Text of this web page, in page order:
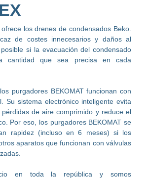
los drenes de condensados Beko.
de costes innecesarios y daños al
si la evacuación del condensado
cantidad que sea precisa en cada
purgadores BEKOMAT funcionan con
Su sistema electrónico inteligente evita
de aire comprimido y reduce el
Por eso, los purgadores BEKOMAT se
rapidez (incluso en 6 meses) si los
aparatos que funcionan con válvulas
en toda la república y somos